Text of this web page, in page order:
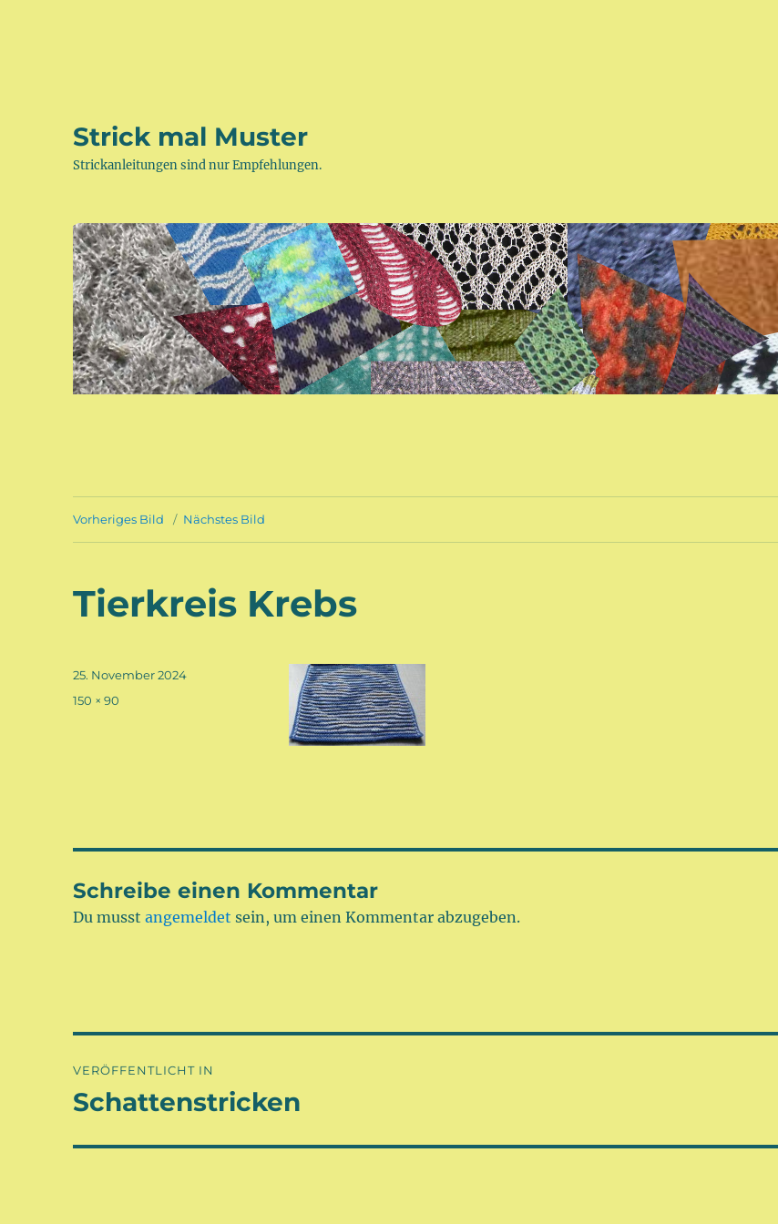
Strick mal Muster
Strickanleitungen sind nur Empfehlungen.
Vorheriges Bild Nächstes Bild
Tierkreis Krebs
Veröffentlicht
am
25. November 2024
Volle
150 × 90
Schreibe einen Kommentar
Du musstangemeldet sein, um einen Kommentar abzugeben.
VERÖFFENTLICHT IN
Schattenstricken